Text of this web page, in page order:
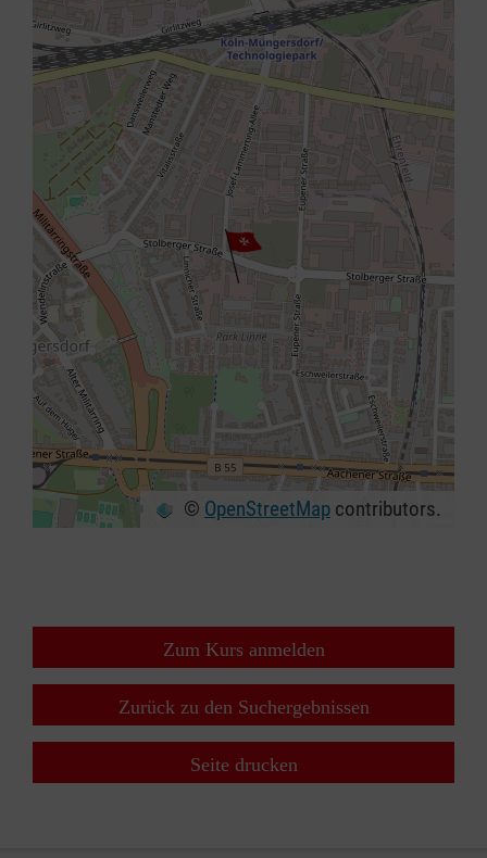
© OpenStreetMap contributors.
Zum Kurs anmelden
Zurück zu den Suchergebnissen
Seite drucken